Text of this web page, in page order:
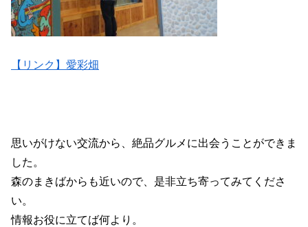
【リンク】愛彩畑
思いがけない交流から、絶品グルメに出会うことができま
した。
森のまきばからも近いので、是非立ち寄ってみてくださ
い。
情報お役に立てば何より。